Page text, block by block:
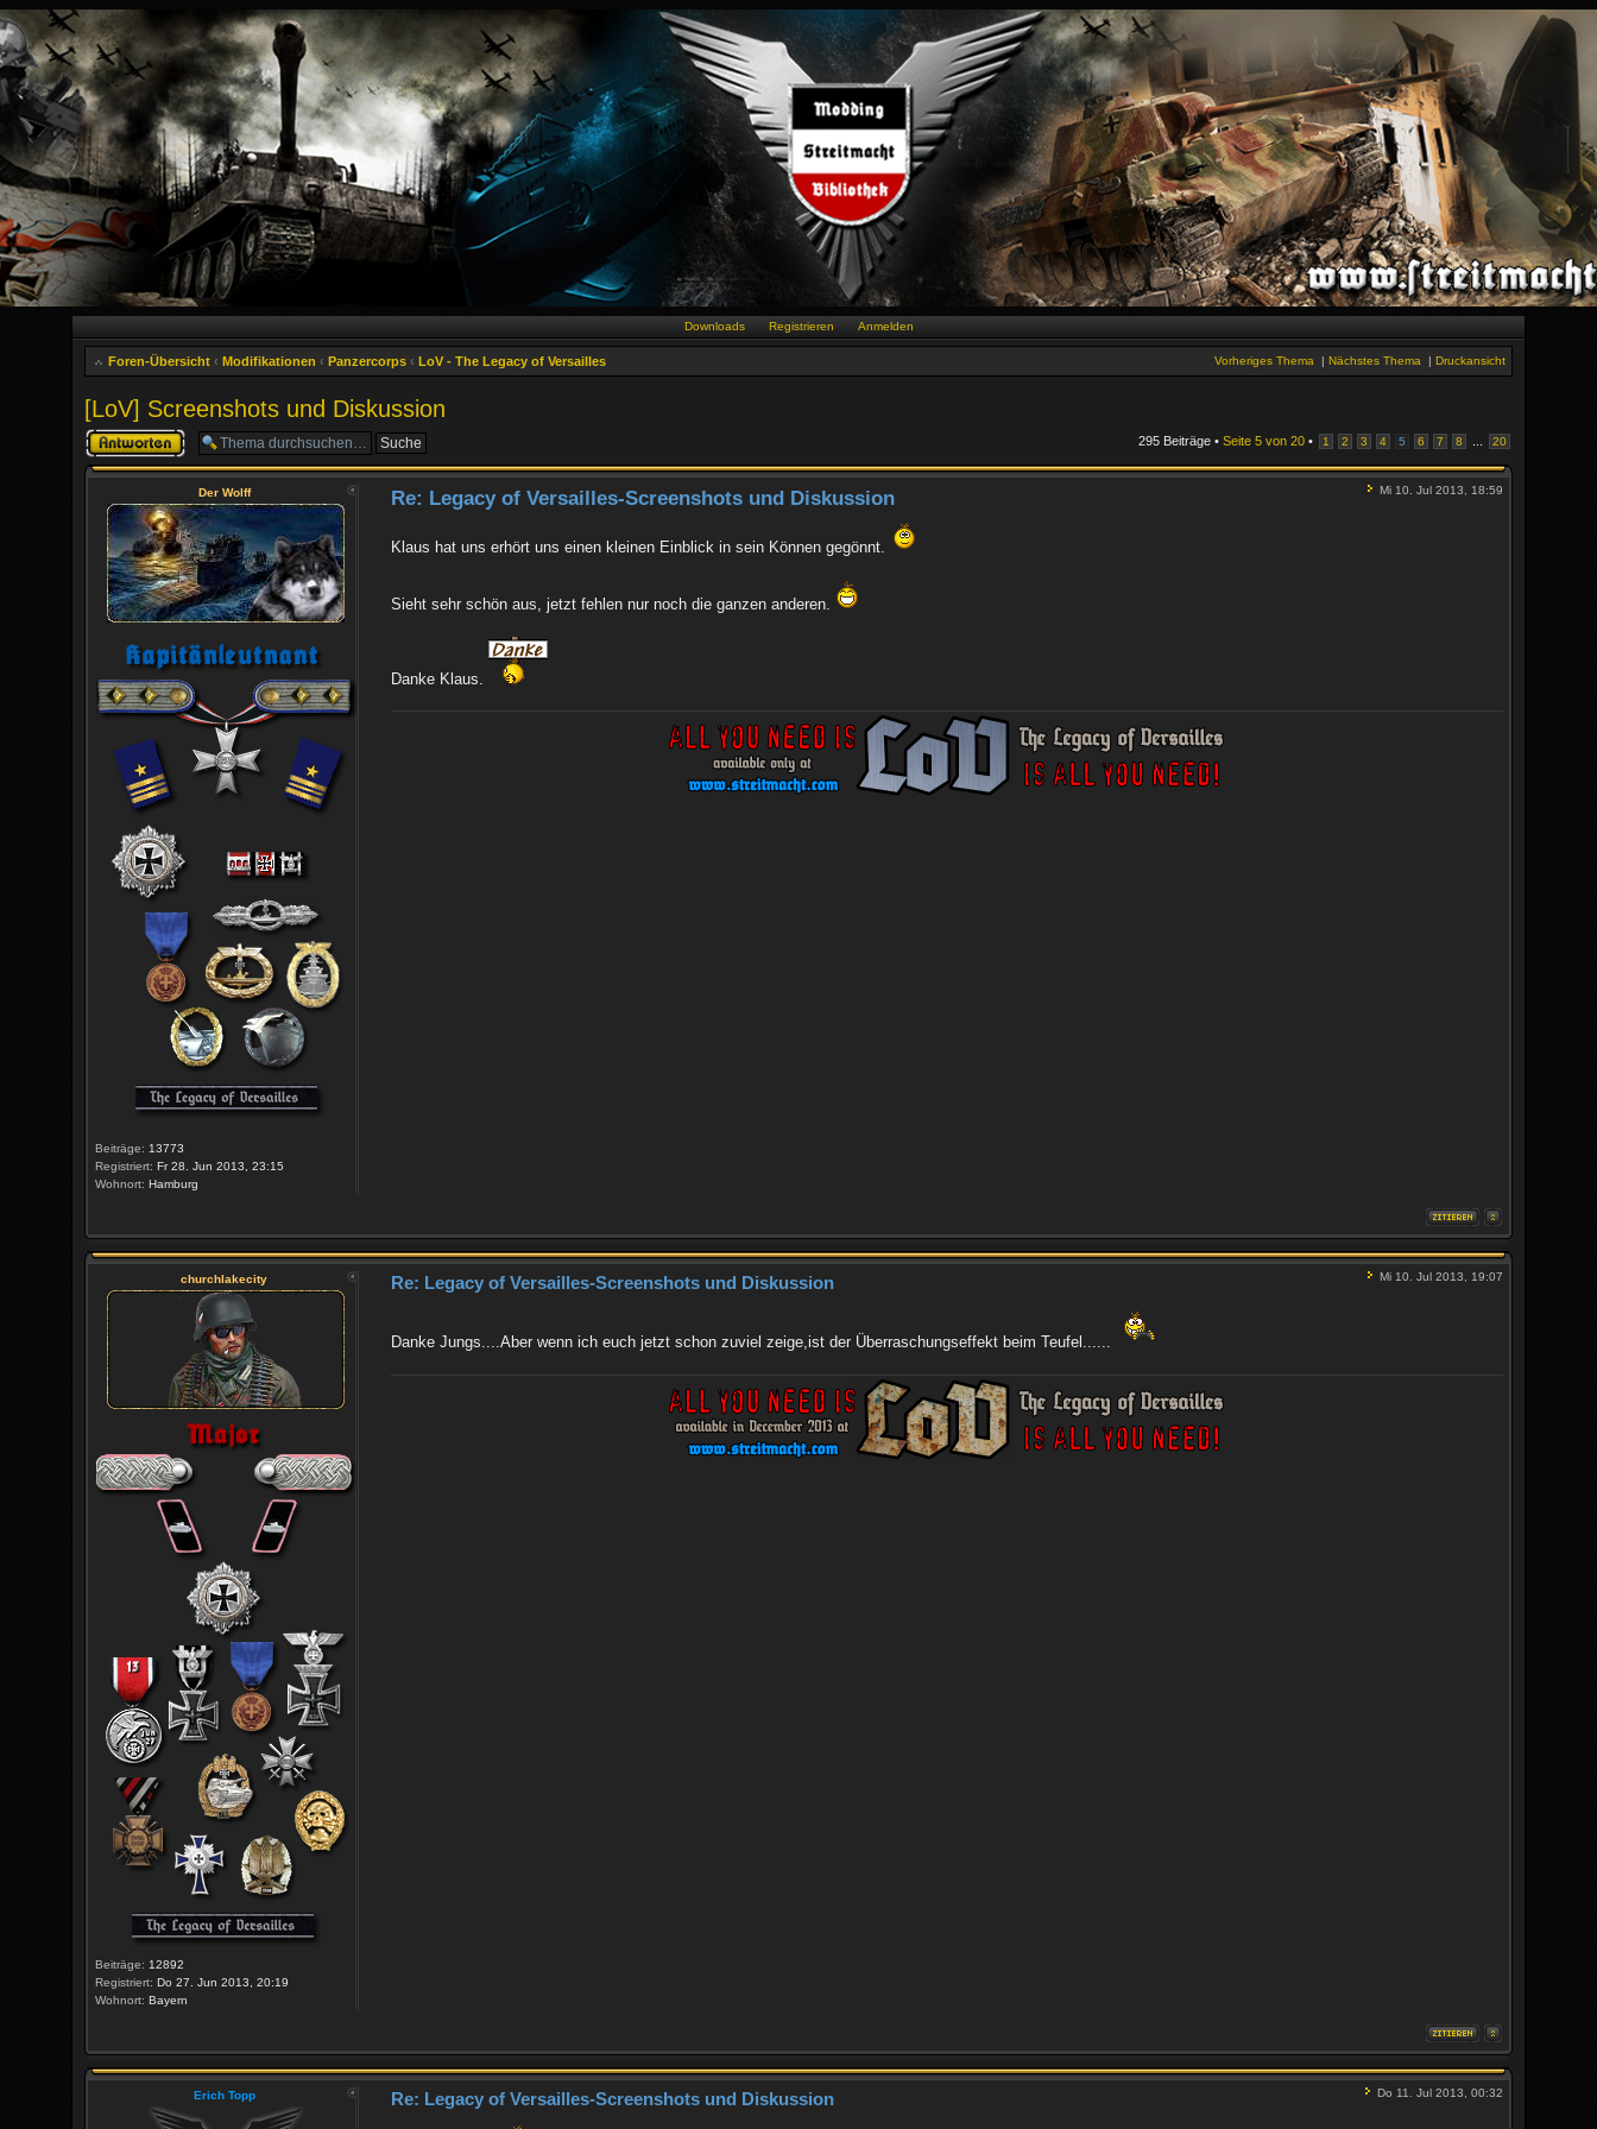
Downloads Registrieren Anmelden
Foren-Übersicht ‹ Modifikationen ‹ Panzercorps ‹ LoV - The Legacy of Versailles Druckansicht
Nächstes Thema |
Vorheriges Thema |
[LoV] Screenshots und Diskussion
Antwort erstellen 295 Beiträge • Seite 5 von 20 • 1 2 3 4 5 6 7 8 20
Der Wolff
Beiträge: 13773
Registriert: Fr 28. Jun 2013, 23:15
Wohnort: Hamburg
Mi 10. Jul 2013, 18:59
Re: Legacy of Versailles-Screenshots und Diskussion
Klaus hat uns erhört uns einen kleinen Einblick in sein Können gegönnt.
Sieht sehr schön aus, jetzt fehlen nur noch die ganzen anderen.
Danke Klaus.
churchlakecity
Beiträge: 12892
Registriert: Do 27. Jun 2013, 20:19
Wohnort: Bayern
Mi 10. Jul 2013, 19:07
Re: Legacy of Versailles-Screenshots und Diskussion
Danke Jungs....Aber wenn ich euch jetzt schon zuviel zeige,ist der Überraschungseffekt beim Teufel......
Erich Topp Do 11. Jul 2013, 00:32
Re: Legacy of Versailles-Screenshots und Diskussion